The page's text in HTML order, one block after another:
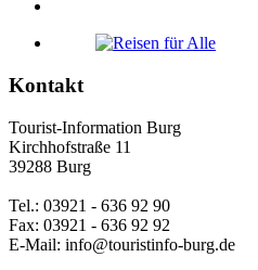
Kontakt
Tourist-Information Burg
Kirchhofstraße 11
39288 Burg
Tel.: 03921 - 636 92 90
Fax: 03921 - 636 92 92
E-Mail: info@touristinfo-burg.de